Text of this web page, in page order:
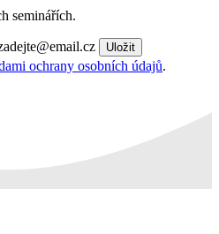
seminářích.
Uložit
ochrany osobních údajů.